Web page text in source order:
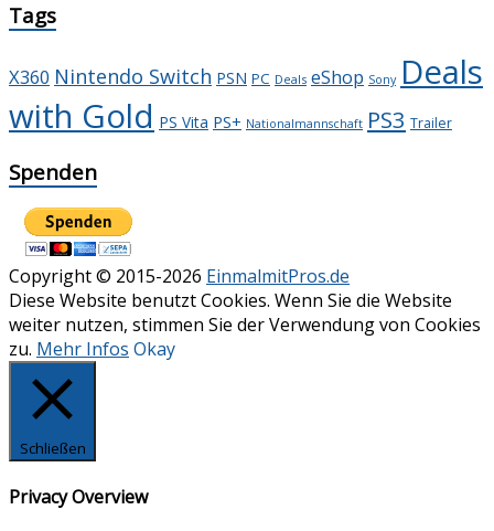
Tags
X360 Nintendo Switch PSN PC Deals eShop Sony Deals
with Gold PS Vita PS+ Nationalmannschaft PS3 Trailer
Spenden
Copyright © 2015-2026 EinmalmitPros.de
Diese Website benutzt Cookies. Wenn Sie die Website
weiter nutzen, stimmen Sie der Verwendung von Cookies
zu. Mehr Infos Okay
Schließen
Privacy Overview